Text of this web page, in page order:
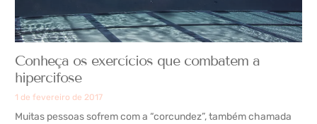
Conheça os exercícios que combatem a
hipercifose
1 de fevereiro de 2017
Muitas pessoas sofrem com a “corcundez”, também chamada